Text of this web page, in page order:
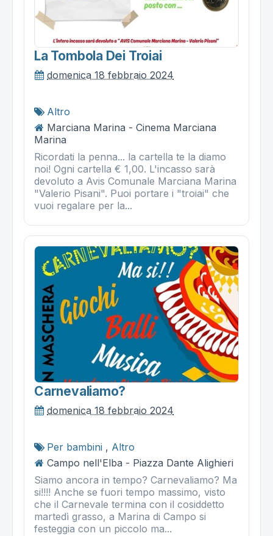
La Tombola Dei Troiai
domenica 18 febbraio 2024
Altro
Marciana Marina - Cinema Marciana
Marina
Ricordati la penna... la cartella te la diamo
noi! Ogni cartella € 1,00. L'incasso sarà
devoluto a Avis Comunale Marciana Marina
"Valerio Pisani". Puoi portare i "troiai" che
vuoi regalare per la...
Carnevaliamo?
domenica 18 febbraio 2024
Per bambini , Altro
Campo nell'Elba - Piazza Dante Alighieri
Siamo ancora in tempo? Carnevaliamo? Ma
si!!!! Anche se fuori tempo massimo, visto
che il Carnevale termina con il cosiddetto
martedì grasso, a Marina di Campo si
festeggia con un piccolo ma...